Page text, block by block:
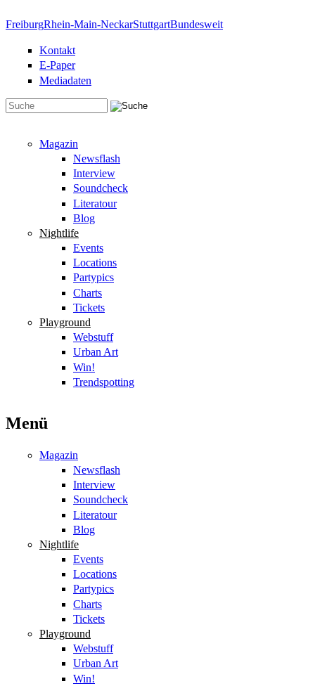
FreiburgRhein-Main-NeckarStuttgartBundesweit
Kontakt
E-Paper
Mediadaten
Magazin
Newsflash
Interview
Soundcheck
Literatour
Blog
Nightlife
Events
Locations
Partypics
Charts
Tickets
Playground
Webstuff
Urban Art
Win!
Trendspotting
Menü
Magazin
Newsflash
Interview
Soundcheck
Literatour
Blog
Nightlife
Events
Locations
Partypics
Charts
Tickets
Playground
Webstuff
Urban Art
Win!